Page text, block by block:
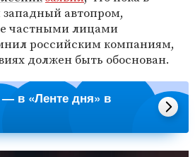
западный автопром,
частными лицами
российским компаниям,
должен быть обоснован.
в «Ленте дня» в